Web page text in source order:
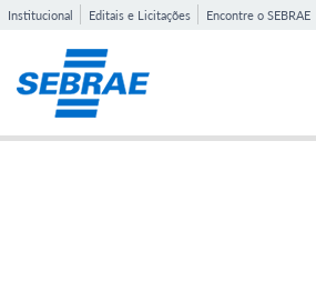
Institucional Editais e Licitações Encontre o SEBRAE